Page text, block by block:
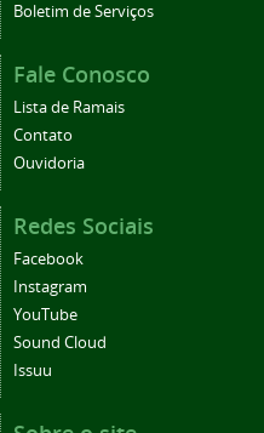
Boletim de Serviços
Fale Conosco
Lista de Ramais
Contato
Ouvidoria
Redes Sociais
Facebook
Instagram
YouTube
Sound Cloud
Issuu